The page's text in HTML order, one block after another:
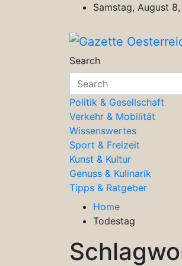
Samstag, August
Gazette
Magazin für
Search
Politik & Gesellschaft
Verkehr & Mobilität
Wissenswertes
Sport & Freizeit
Kunst & Kultur
Genuss & Kulinarik
Tipps & Ratgeber
Home
Todestag